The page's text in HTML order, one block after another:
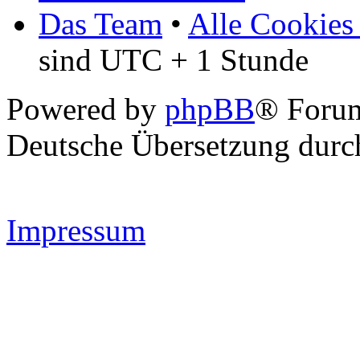
Das Team • Alle Cookies
sind UTC + 1 Stunde
Powered by phpBB®
Deutsche Übersetzung
Impressum